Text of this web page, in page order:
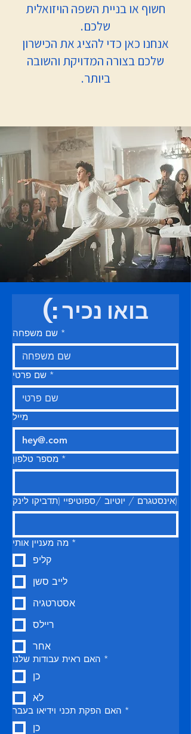
חשוף או בניית השפה הויזואלית
שלכם.
אנחנו כאן כדי להציג את הכישרון
שלכם בצורה המדויקת והשובה
ביותר.
בואו נכיר :)
שם משפחה *
שם פרטי *
מייל
מספר טלפון *
אינסטגרם / יוטיוב /ספוטיפיי (תדביקו לינק)
מה מעניין אותי *
קליפ
לייב סשן
אסטרטגיה
ריילס
אחר
האם ראית עבודות שלנו *
כן
לא
האם הפקת תכני וידיאו בעבר *
כן